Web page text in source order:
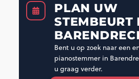
PLAN UW
STEMBEURT
Bent u op zoek naar een
pianostemmer in
u graag verder.